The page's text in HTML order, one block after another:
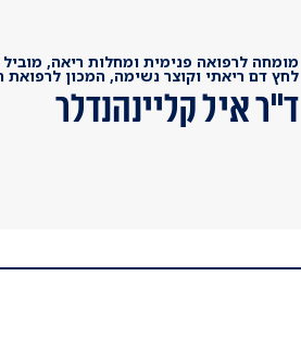
מומחה לרפואה פנימית ומחלות ריאה,
לחץ דם ריאתי וקוצר נשימה, המכון לרפואת
ד"ר איל קליינהנדלר